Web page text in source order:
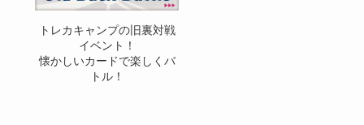
トレカキャンプの旧裏対戦
イベント！
懐かしいカードで楽しくバ
トル！